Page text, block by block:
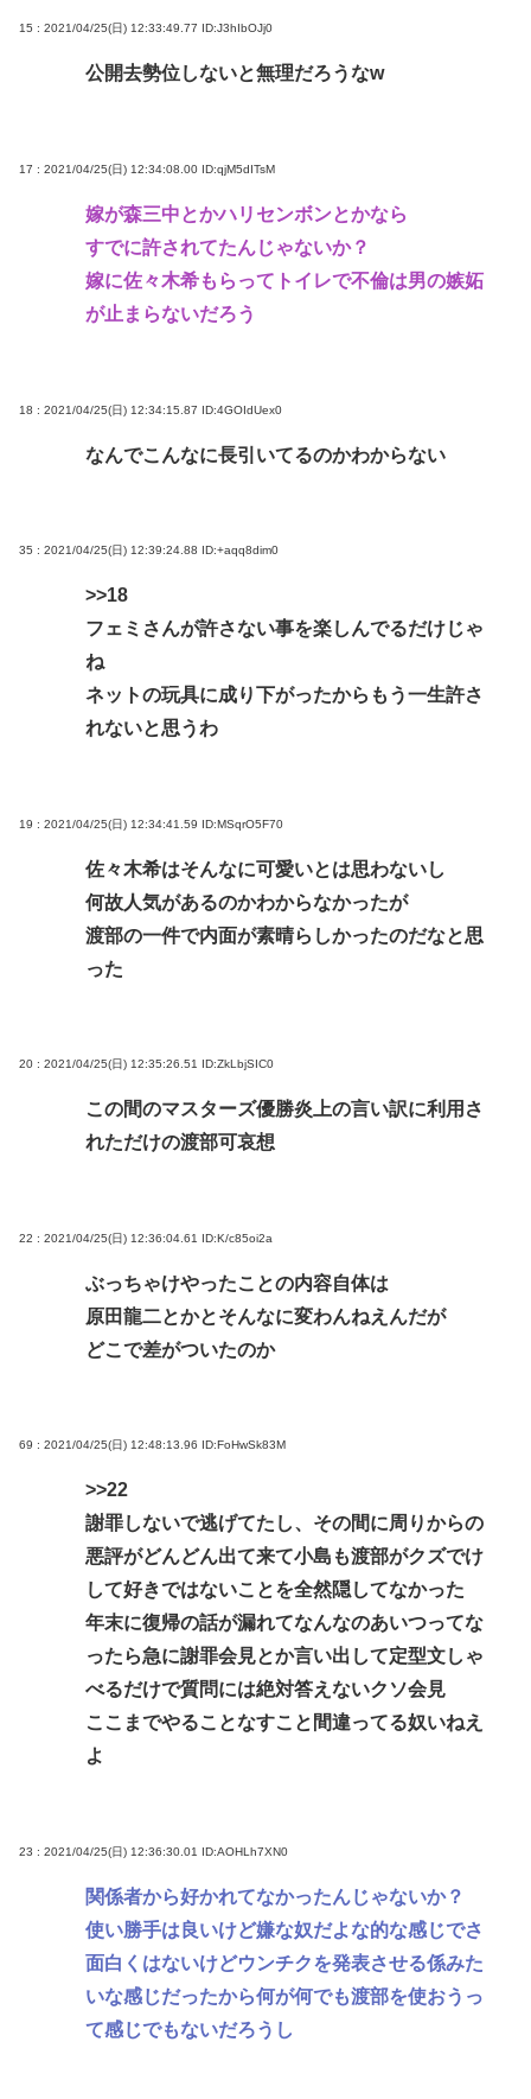
15 : 2021/04/25(日) 12:33:49.77 ID:J3hIbOJj0
公開去勢位しないと無理だろうなw
17 : 2021/04/25(日) 12:34:08.00 ID:qjM5dITsM
嫁が森三中とかハリセンボンとかなら
すでに許されてたんじゃないか？
嫁に佐々木希もらってトイレで不倫は男の嫉妬
が止まらないだろう
18 : 2021/04/25(日) 12:34:15.87 ID:4GOIdUex0
なんでこんなに長引いてるのかわからない
35 : 2021/04/25(日) 12:39:24.88 ID:+aqq8dim0
>>18
フェミさんが許さない事を楽しんでるだけじゃ
ね
ネットの玩具に成り下がったからもう一生許さ
れないと思うわ
19 : 2021/04/25(日) 12:34:41.59 ID:MSqrO5F70
佐々木希はそんなに可愛いとは思わないし
何故人気があるのかわからなかったが
渡部の一件で内面が素晴らしかったのだなと思
った
20 : 2021/04/25(日) 12:35:26.51 ID:ZkLbjSIC0
この間のマスターズ優勝炎上の言い訳に利用さ
れただけの渡部可哀想
22 : 2021/04/25(日) 12:36:04.61 ID:K/c85oi2a
ぶっちゃけやったことの内容自体は
原田龍二とかとそんなに変わんねえんだが
どこで差がついたのか
69 : 2021/04/25(日) 12:48:13.96 ID:FoHwSk83M
>>22
謝罪しないで逃げてたし、その間に周りからの
悪評がどんどん出て来て小島も渡部がクズでけ
して好きではないことを全然隠してなかった
年末に復帰の話が漏れてなんなのあいつってな
ったら急に謝罪会見とか言い出して定型文しゃ
べるだけで質問には絶対答えないクソ会見
ここまでやることなすこと間違ってる奴いねえ
よ
23 : 2021/04/25(日) 12:36:30.01 ID:AOHLh7XN0
関係者から好かれてなかったんじゃないか？
使い勝手は良いけど嫌な奴だよな的な感じでさ
面白くはないけどウンチクを発表させる係みた
いな感じだったから何が何でも渡部を使おうっ
て感じでもないだろうし